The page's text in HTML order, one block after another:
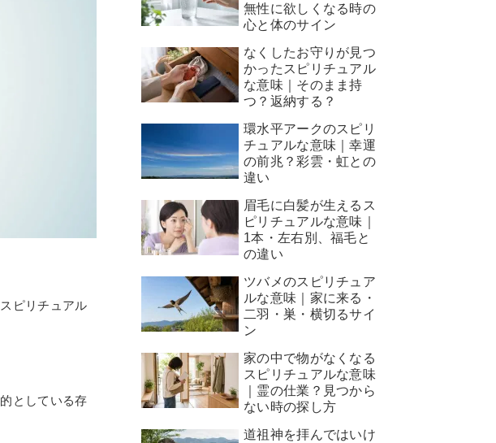
ピリチュアル
としている存
無性に欲しくなる時の
心と体のサイン
なくしたお守りが見つ
かったスピリチュアル
な意味｜そのまま持
つ？返納する？
環水平アークのスピリ
チュアルな意味｜幸運
の前兆？彩雲・虹との
違い
眉毛に白髪が生えるス
ピリチュアルな意味｜
1本・左右別、福毛と
の違い
ツバメのスピリチュア
ルな意味｜家に来る・
二羽・巣・横切るサイ
ン
家の中で物がなくなる
スピリチュアルな意味
｜霊の仕業？見つから
ない時の探し方
道祖神を拝んではいけ